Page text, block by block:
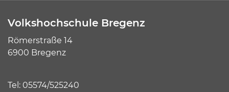
Volkshochschule Bregenz
Römerstraße 14
6900 Bregenz
Tel: 05574/525240